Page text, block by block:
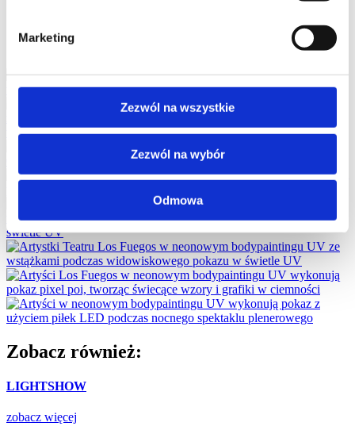
Marketing
Zezwól na wszystkie
Zezwól na wybór
Odmowa
Zobacz również:
LIGHTSHOW
zobacz więcej